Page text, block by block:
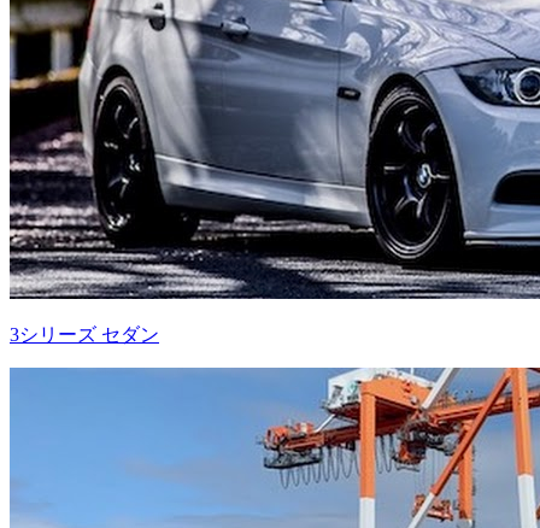
3シリーズ セダン